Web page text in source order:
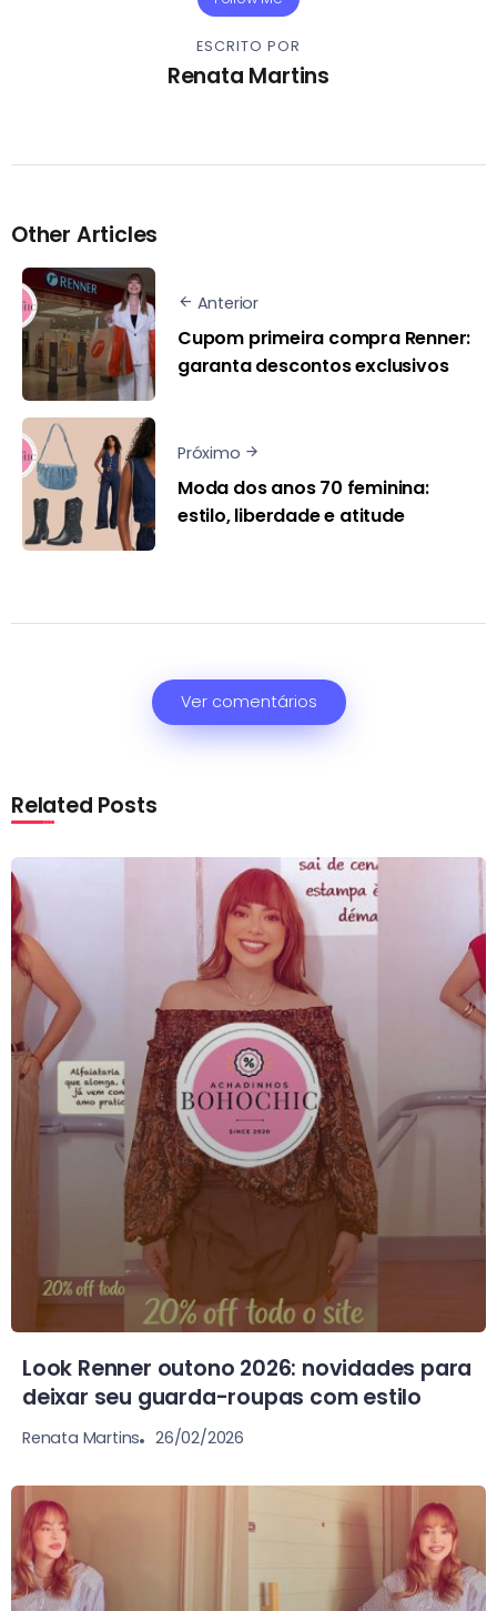
ESCRITO POR
Renata Martins
Other Articles
Anterior
Cupom primeira compra Renner:
garanta descontos exclusivos
Próximo
Moda dos anos 70 feminina:
estilo, liberdade e atitude
Ver comentários
Related Posts
Look Renner outono 2026: novidades para
deixar seu guarda-roupas com estilo
Renata Martins 26/02/2026